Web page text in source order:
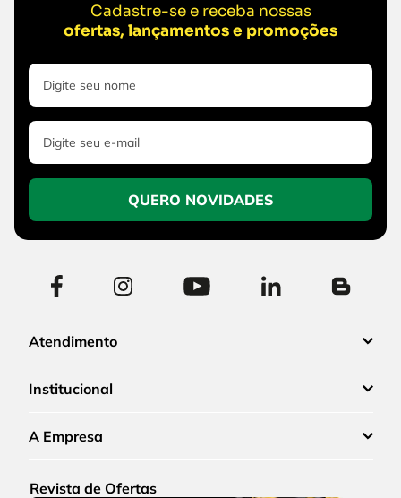
Cadastre-se e receba nossas
ofertas, lançamentos e promoções
QUERO NOVIDADES
Atendimento
Institucional
A Empresa
Revista de Ofertas